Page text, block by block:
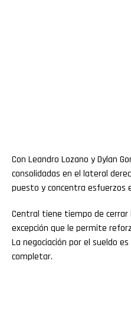
Con Leandro Lozano y Dylan
consolidadas en el lateral
puesto y concentra esfuerzos
Central tiene tiempo de cerrar
excepción que le permite
La negociación por el sueldo
completar.